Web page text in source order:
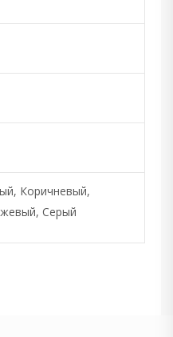
Коричневый,
Серый